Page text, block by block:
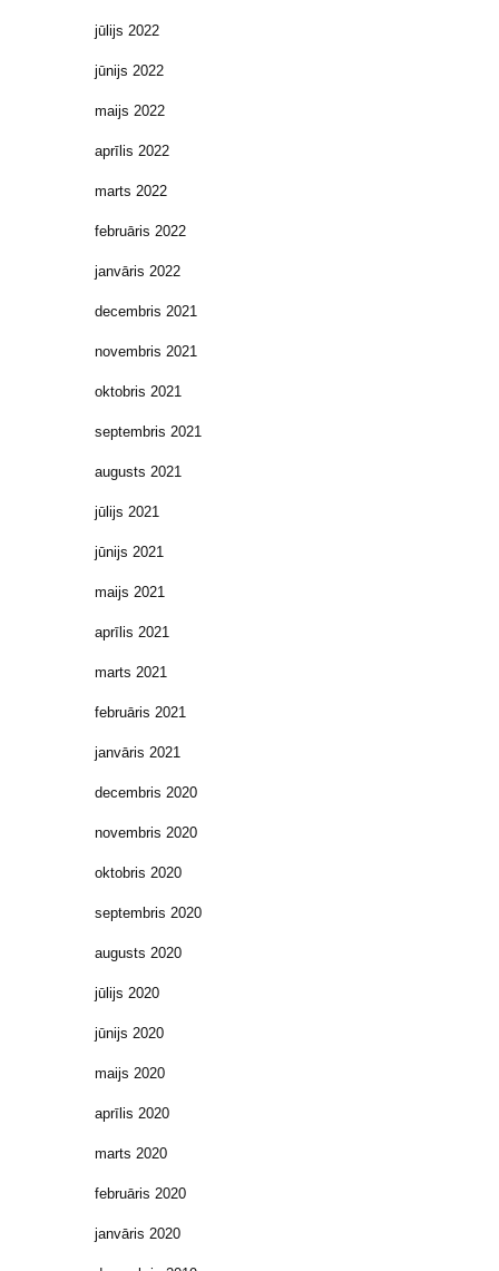
jūlijs 2022
jūnijs 2022
maijs 2022
aprīlis 2022
marts 2022
februāris 2022
janvāris 2022
decembris 2021
novembris 2021
oktobris 2021
septembris 2021
augusts 2021
jūlijs 2021
jūnijs 2021
maijs 2021
aprīlis 2021
marts 2021
februāris 2021
janvāris 2021
decembris 2020
novembris 2020
oktobris 2020
septembris 2020
augusts 2020
jūlijs 2020
jūnijs 2020
maijs 2020
aprīlis 2020
marts 2020
februāris 2020
janvāris 2020